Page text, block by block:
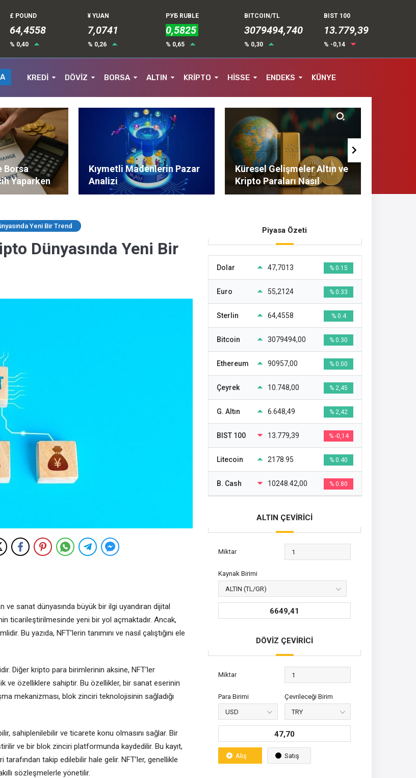
£ POUND
64,4558
% 0,40
¥ YUAN
7,0741
% 0,26
РУБ RUBLE
0,5825
% 0,65
BITCOIN/TL
3079494,740
% 0,30
BIST 100
13.779,39
% -0,14
KREDİ DÖVİZ BORSA ALTIN KRİPTO HİSSE ENDEKS KÜNYE
Borsa
Yaparken
Kıymetli Madenlerin Pazar
Analizi
Küresel Gelişmeler Altın ve
Kripto Paraları Nasıl
Etkiliyor?
Yeni Bir Trend
Dünyasında Yeni Bir
sanat dünyasında büyük bir ilgi uyandıran dijital
ticarileştirilmesinde yeni bir yol açmaktadır. Ancak,
Bu yazıda, NFT’lerin tanımını ve nasıl çalıştığını ele
Diğer kripto para birimlerinin aksine, NFT’ler
ve özelliklere sahiptir. Bu özellikler, bir sanat eserinin
mekanizması, blok zinciri teknolojisinin sağladığı
sahiplenilebilir ve ticarete konu olmasını sağlar. Bir
ve bir blok zinciri platformunda kaydedilir. Bu kayıt,
takip edilebilir hale gelir. NFT’ler, genellikle
sözleşmelerle yönetilir.
Piyasa Özeti
Dolar 47,7013 % 0.15
Euro 55,2124 % 0.33
Sterlin 64,4558 % 0.4
Bitcoin 3079494,00 % 0.30
Ethereum 90957,00 % 0.00
Çeyrek 10.748,00 % 2,45
G. Altın 6.648,49 % 2,42
BIST 100 13.779,39 % -0,14
Litecoin 2178.95 % 0.40
B. Cash 10248.42,00 % 0.80
ALTIN ÇEVİRİCİ
Miktar
Kaynak Birimi
6649,41
DÖVİZ ÇEVİRİCİ
Miktar
Para Birimi Çevrileceği Birim
47,70
Alış Satış